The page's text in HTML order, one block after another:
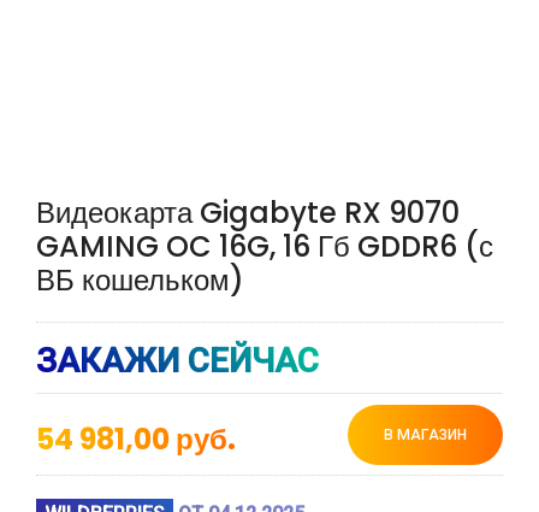
Видеокарта Gigabyte RX 9070
GAMING OC 16G, 16 Гб GDDR6 (с
ВБ кошельком)
ЗАКАЖИ СЕЙЧАС
54 981,00руб. В МАГАЗИН